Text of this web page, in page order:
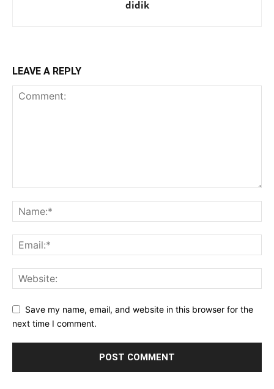
didik
LEAVE A REPLY
Save my name, email, and website in this browser for the
next time I comment.